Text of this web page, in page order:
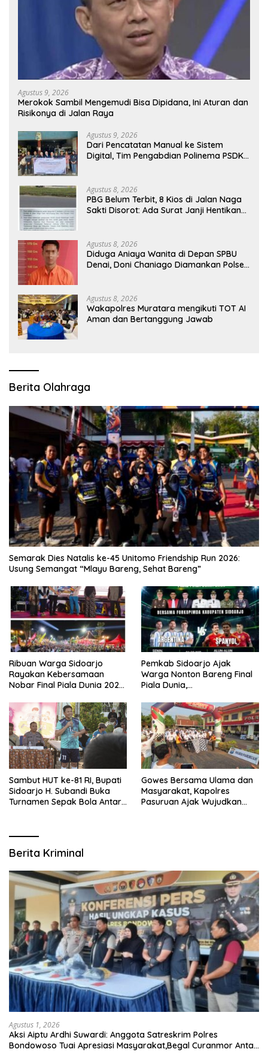
Agustus 9, 2026
Merokok Sambil Mengemudi Bisa Dipidana, Ini Aturan dan
Risikonya di Jalan Raya
Agustus 9, 2026
Dari Pencatatan Manual ke Sistem
Digital, Tim Pengabdian Polinema PSDKU
Agustus 8, 2026
PBG Belum Terbit, 8 Kios di Jalan Naga
Sakti Disorot: Ada Surat Janji Hentikan
Agustus 8, 2026
Diduga Aniaya Wanita di Depan SPBU
Denai, Doni Chaniago Diamankan Polsek
Agustus 8, 2026
Wakapolres Muratara mengikuti TOT AI
Aman dan Bertanggung Jawab
Berita Olahraga
Semarak Dies Natalis ke-45 Unitomo Friendship Run 2026:
Usung Semangat “Mlayu Bareng, Sehat Bareng”
Ribuan Warga Sidoarjo
Rayakan Kebersamaan
Nobar Final Piala Dunia 2026
Forkopimda
Pemkab Sidoarjo Ajak
Warga Nonton Bareng Final
Piala Dunia,
Sambut HUT ke-81 RI, Bupati
Sidoarjo H. Subandi Buka
Turnamen Sepak Bola Antar
Gowes Bersama Ulama dan
Masyarakat, Kapolres
Pasuruan Ajak Wujudkan
Berita Kriminal
Agustus 1, 2026
Aksi Aiptu Ardhi Suwardi: Anggota Satreskrim Polres
Bondowoso Tuai Apresiasi Masyarakat,Begal Curanmor Antar